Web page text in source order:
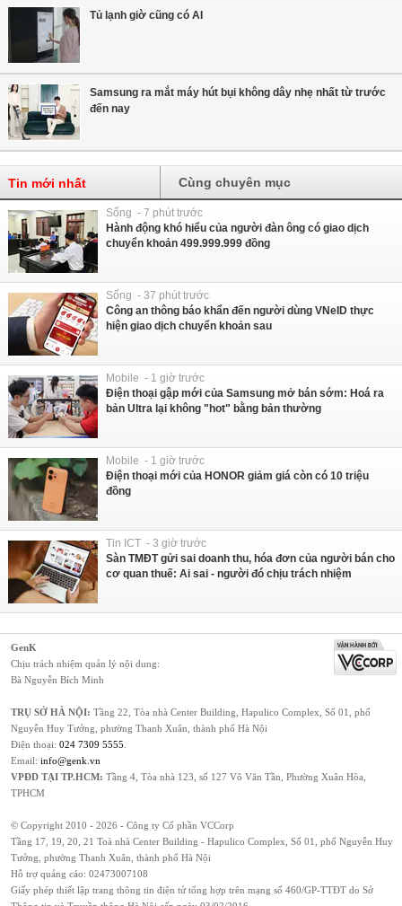
Tủ lạnh giờ cũng có AI
Samsung ra mắt máy hút bụi không dây nhẹ nhất từ trước
đến nay
Tin mới nhất Cùng chuyên mục
Sống - 7 phút trước
Hành động khó hiểu của người đàn ông có giao dịch
chuyển khoản 499.999.999 đồng
Sống - 37 phút trước
Công an thông báo khẩn đến người dùng VNeID thực
hiện giao dịch chuyển khoản sau
Mobile - 1 giờ trước
Điện thoại gập mới của Samsung mở bán sớm: Hoá ra
bản Ultra lại không "hot" bằng bản thường
Mobile - 1 giờ trước
Điện thoại mới của HONOR giảm giá còn có 10 triệu
đồng
Tin ICT - 3 giờ trước
Sàn TMĐT gửi sai doanh thu, hóa đơn của người bán cho
cơ quan thuế: Ai sai - người đó chịu trách nhiệm
GenK
Chịu trách nhiệm quản lý nội dung:
Bà Nguyễn Bích Minh
TRỤ SỞ HÀ NỘI: Tầng 22, Tòa nhà Center Building, Hapulico Complex, Số 01, phố
Nguyễn Huy Tưởng, phường Thanh Xuân, thành phố Hà Nội
Điện thoại: 024 7309 5555
Email: info@genk.vn
VPĐD TẠI TP.HCM: Tầng 4, Tòa nhà 123, số 127 Võ Văn Tần, Phường Xuân Hòa,
TPHCM
© Copyright 2010 - 2026 - Công ty Cổ phần VCCorp
Tầng 17, 19, 20, 21 Toà nhà Center Building - Hapulico Complex, Số 01, phố Nguyễn Huy
Tưởng, phường Thanh Xuân, thành phố Hà Nội
Hỗ trợ quảng cáo: 02473007108
Giấy phép thiết lập trang thông tin điện tử tổng hợp trên mạng số 460/GP-TTĐT do Sở